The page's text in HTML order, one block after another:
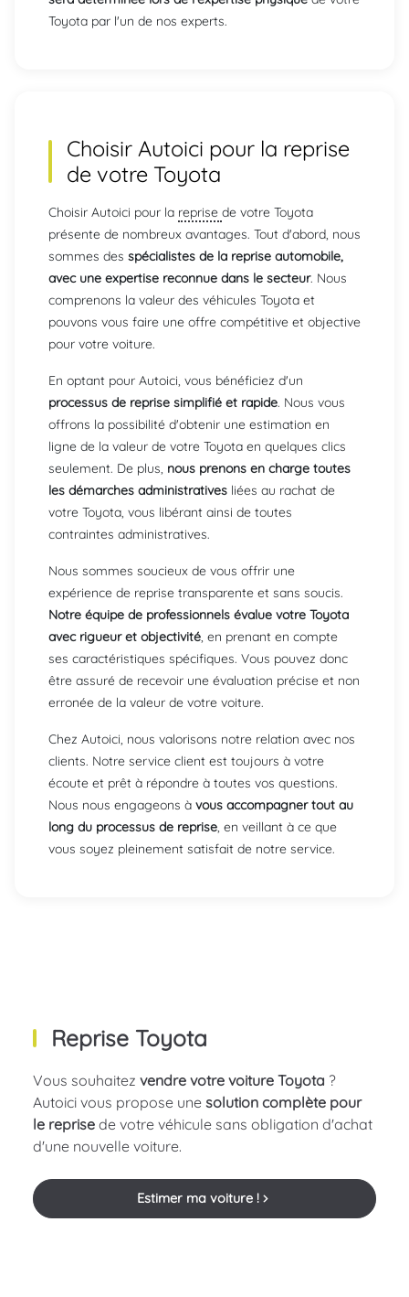
Toyota par l'un de nos experts.
Choisir Autoici pour la reprise
de votre Toyota
Choisir Autoici pour la reprise de votre Toyota
présente de nombreux avantages. Tout d'abord, nous
sommes des spécialistes de la reprise automobile,
avec une expertise reconnue dans le secteur. Nous
comprenons la valeur des véhicules Toyota et
pouvons vous faire une offre compétitive et objective
pour votre voiture.
En optant pour Autoici, vous bénéficiez d'un
processus de reprise simplifié et rapide. Nous vous
offrons la possibilité d'obtenir une estimation en
ligne de la valeur de votre Toyota en quelques clics
seulement. De plus, nous prenons en charge toutes
les démarches administratives liées au rachat de
votre Toyota, vous libérant ainsi de toutes
contraintes administratives.
Nous sommes soucieux de vous offrir une
expérience de reprise transparente et sans soucis.
Notre équipe de professionnels évalue votre Toyota
avec rigueur et objectivité, en prenant en compte
ses caractéristiques spécifiques. Vous pouvez donc
être assuré de recevoir une évaluation précise et non
erronée de la valeur de votre voiture.
Chez Autoici, nous valorisons notre relation avec nos
clients. Notre service client est toujours à votre
écoute et prêt à répondre à toutes vos questions.
Nous nous engageons à vous accompagner tout au
long du processus de reprise, en veillant à ce que
vous soyez pleinement satisfait de notre service.
Reprise Toyota
Vous souhaitez vendre votre voiture Toyota ?
Autoici vous propose une solution complète pour
le reprise de votre véhicule sans obligation d'achat
d'une nouvelle voiture.
Estimer ma voiture !